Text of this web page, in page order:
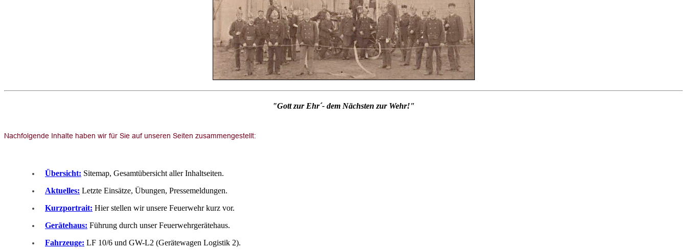
"Gott zur Ehr´- dem Nächsten zur Wehr!"
Übersicht: Sitemap, Gesamtübersicht aller Inhaltseiten.
Aktuelles: Letzte Einsätze, Übungen, Pressemeldungen.
Kurzportrait: Hier stellen wir unsere Feuerwehr kurz vor.
Gerätehaus: Führung durch unser Feuerwehrgerätehaus.
Fahrzeuge: LF 10/6 und GW-L2 (Gerätewagen Logistik 2).